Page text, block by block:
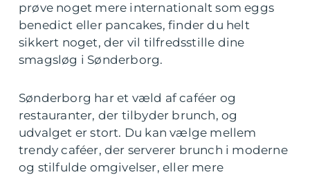
prøve noget mere internationalt som eggs
benedict eller pancakes, finder du helt
sikkert noget, der vil tilfredsstille dine
smagsløg i Sønderborg.
Sønderborg har et væld af caféer og
restauranter, der tilbyder brunch, og
udvalget er stort. Du kan vælge mellem
trendy caféer, der serverer brunch i moderne
og stilfulde omgivelser, eller mere